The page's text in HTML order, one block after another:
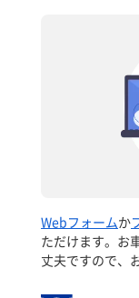
Webフォームか
ただけます。お
丈夫ですので、